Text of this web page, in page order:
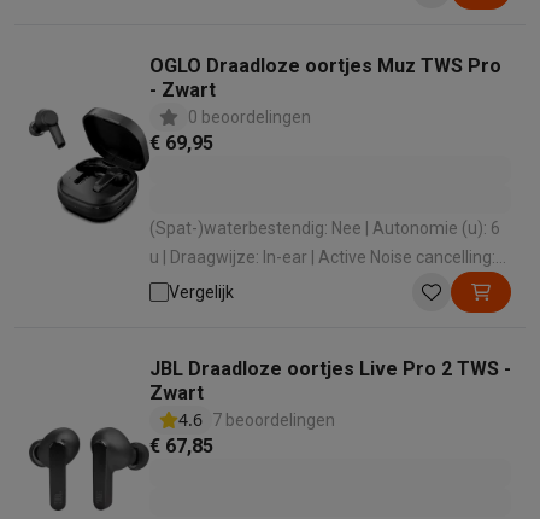
OGLO Draadloze oortjes Muz TWS Pro
- Zwart
0 beoordelingen
€ 69,95
(Spat-)waterbestendig: Nee | Autonomie (u): 6
u | Draagwijze: In-ear | Active Noise cancelling:
Ja | Ingebouwde microfoon: Ja
Vergelijk
JBL Draadloze oortjes Live Pro 2 TWS -
Zwart
4.6 7 beoordelingen
€ 67,85